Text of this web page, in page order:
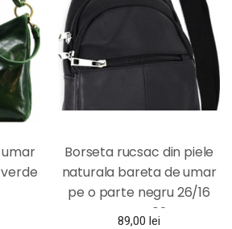
Borseta rucsac din piele
naturala bareta de umar
pe o parte negru 26/16
Magrot 024
89,00lei